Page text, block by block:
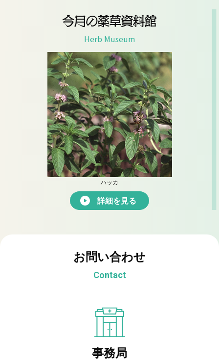
今月の薬草資料館
Herb Museum
ハッカ
詳細を見る
お問い合わせ
Contact
事務局